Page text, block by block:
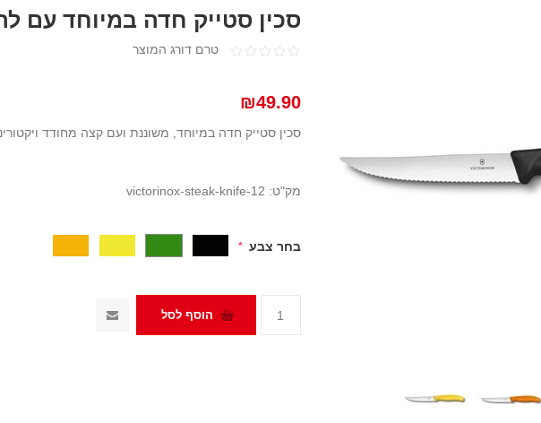
סכין סטייק חדה במיוחד עם
טרם דורג המוצר
₪49.90
סכין סטייק חדה במיוחד, משוננת ועם קצה מחודד
מק"ט: victorinox-steak-knife-12
בחר צבע *